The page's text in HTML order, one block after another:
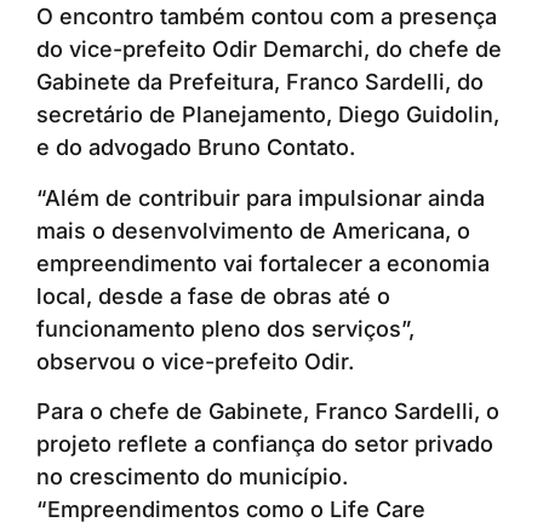
O encontro também contou com a presença
do vice-prefeito Odir Demarchi, do chefe de
Gabinete da Prefeitura, Franco Sardelli, do
secretário de Planejamento, Diego Guidolin,
e do advogado Bruno Contato.
“Além de contribuir para impulsionar ainda
mais o desenvolvimento de Americana, o
empreendimento vai fortalecer a economia
local, desde a fase de obras até o
funcionamento pleno dos serviços”,
observou o vice-prefeito Odir.
Para o chefe de Gabinete, Franco Sardelli, o
projeto reflete a confiança do setor privado
no crescimento do município.
“Empreendimentos como o Life Care